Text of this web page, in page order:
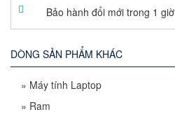
Bảo hành đổi mới trong 1 giờ
DÒNG SẢN PHẨM KHÁC
» Máy tính Laptop
» Ram